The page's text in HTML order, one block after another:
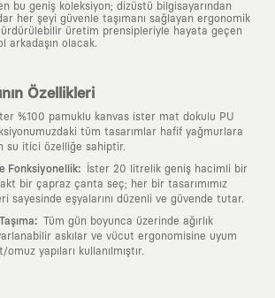
bu geniş koleksiyon; dizüstü bilgisayarından
her şeyi güvenle taşımanı sağlayan ergonomik
üretim prensipleriyle hayata geçen
arkadaşın olacak.
Özellikleri
%100 pamuklu kanvas ister mat dokulu PU
tüm tasarımlar hafif yağmurlara
su itici özelliğe sahiptir.
Fonksiyonellik:
İster 20 litrelik geniş hacimli bir
bir çapraz çanta seç; her bir tasarımımız
sayesinde eşyalarını düzenli ve güvende tutar.
: Tüm gün boyunca üzerinde ağırlık
askılar ve vücut ergonomisine uyum
yapıları kullanılmıştır.